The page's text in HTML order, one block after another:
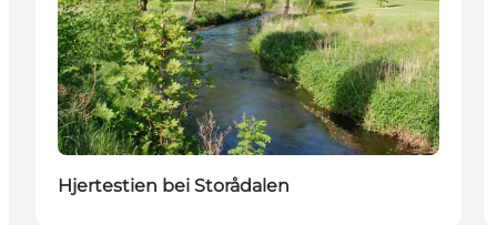
Hjertestien bei Storådalen